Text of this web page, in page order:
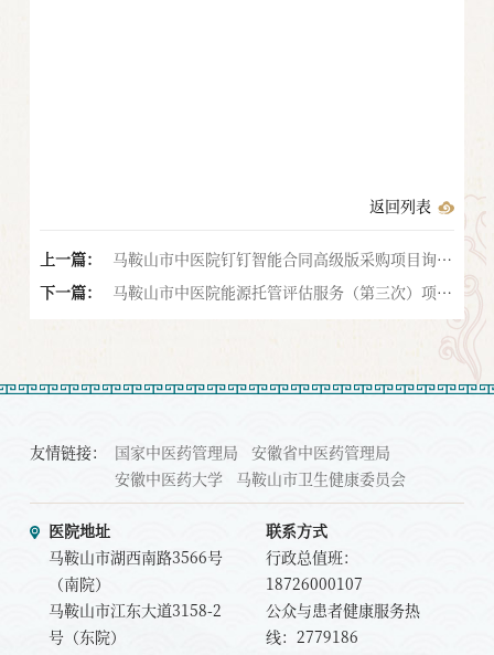
返回列表
上一篇：
马鞍山市中医院钉钉智能合同高级版采购项目询价
公告
下一篇：
马鞍山市中医院能源托管评估服务（第三次）项目
中标结果公告
友情链接： 国家中医药管理局
安徽省中医药管理局
安徽中医药大学
马鞍山市卫生健康委员会
医院地址
马鞍山市湖西南路3566号
（南院）
马鞍山市江东大道3158-2
号（东院）
联系方式
行政总值班：
18726000107
公众与患者健康服务热
线：2779186